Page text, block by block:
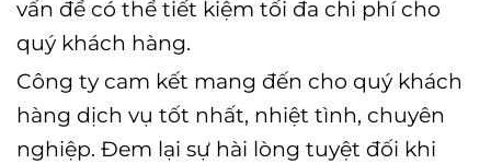
vấn để có thể tiết kiệm tối đa chi phí cho
quý khách hàng.
Công ty cam kết mang đến cho quý khách
hàng dịch vụ tốt nhất, nhiệt tình, chuyên
nghiệp. Đem lại sự hài lòng tuyệt đối khi